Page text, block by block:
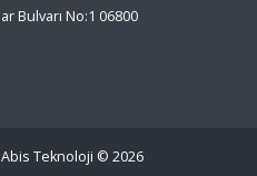
Bulvarı No:1 06800
Abis Teknoloji © 2026